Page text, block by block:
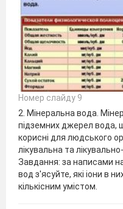
Номер слайду 9
2. Мінеральна вода.
підземних джерел вода,
корисні для людського
лікувальна та
Завдання: за написами
вод з'ясуйте, які іони в
кількісним умістом.